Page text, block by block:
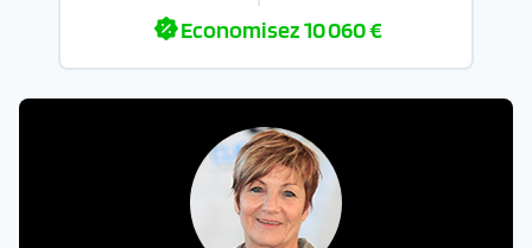
Economisez10 060 €